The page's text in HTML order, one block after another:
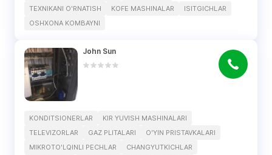
TEXNIKANI O'RNATISH
KOFE MASHINALAR
ISITGICHLAR
OSHXONA KOMBAYNI
John Sun
KONDITSIONERLAR
KIR YUVISH MASHINALARI
TELEVIZORLAR
GAZ PLITALARI
O'YIN PRISTAVKALARI
MIKROTO'LQINLI PECHLAR
CHANGYUTKICHLAR